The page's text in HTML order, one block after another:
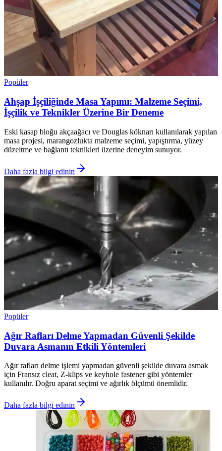
Popüler
Ahşap İşçiliğinde Masa Yapımı: Malzeme Seçimi,
İşçilik ve Teknikler Üzerine Bir Deneme
Eski kasap bloğu akçaağacı ve Douglas köknarı kullanılarak yapılan
masa projesi, marangozlukta malzeme seçimi, yapıştırma, yüzey
düzeltme ve bağlantı teknikleri üzerine deneyim sunuyor.
Daha fazla bilgi edinin
Popüler
Ağır Rafları Delme Yapmadan Güvenli Şekilde
Duvara Asmanın Etkili Yöntemleri
Ağır rafları delme işlemi yapmadan güvenli şekilde duvara asmak
için Fransız cleat, Z-klips ve keyhole fastener gibi yöntemler
kullanılır. Doğru aparat seçimi ve ağırlık ölçümü önemlidir.
Daha fazla bilgi edinin